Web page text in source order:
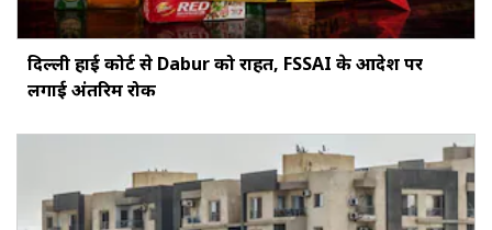
दिल्ली हाई कोर्ट से Dabur को राहत, FSSAI के आदेश पर
लगाई अंतरिम रोक